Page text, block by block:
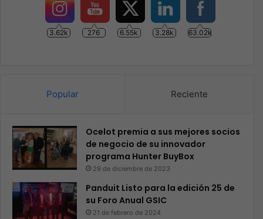
3.62k 276 6.55k 3.28k 63.02k
Popular Reciente
Ocelot premia a sus mejores socios
de negocio de su innovador
programa Hunter BuyBox
29 de diciembre de 2023
Panduit Listo para la edición 25 de
su Foro Anual GSIC
21 de febrero de 2024